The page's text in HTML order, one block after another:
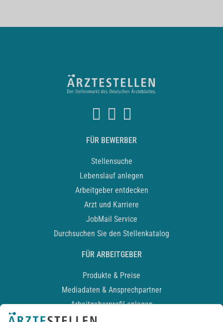
FÜR BEWERBER
Stellensuche
Lebenslauf anlegen
Arbeitgeber entdecken
Arzt und Karriere
JobMail Service
Durchsuchen Sie den Stellenkatalog
FÜR ARBEITGEBER
Produkte & Preise
Mediadaten & Ansprechpartner
Arbeitgeberprofil anlegen
Recruiting-Podcast